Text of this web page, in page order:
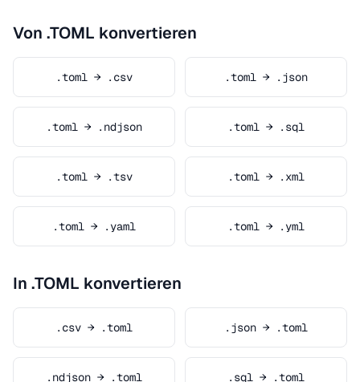
Von .TOML konvertieren
.toml → .csv .toml → .json
.toml → .ndjson .toml → .sql
.toml → .tsv .toml → .xml
.toml → .yaml .toml → .yml
In .TOML konvertieren
.csv → .toml .json → .toml
.ndjson → .toml .sql → .toml